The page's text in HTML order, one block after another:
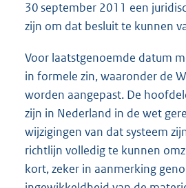
30 september 2011 een
zijn om dat besluit te kunnen
Voor laatstgenoemde datum
in formele zin, waaronder de
worden aangepast. De
zijn in Nederland in de wet
wijzigingen van dat systeem
richtlijn volledig te kunnen
kort, zeker in aanmerking